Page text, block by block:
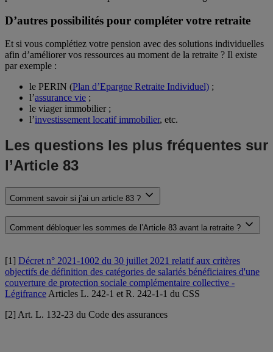
D’autres possibilités pour compléter votre retraite
Et si vous complétiez votre pension avec des solutions individuelles
afin d’améliorer vos ressources au moment de la retraite ? Il existe
par exemple :
le PERIN (Plan d’Epargne Retraite Individuel) ;
l’assurance vie ;
le viager immobilier ;
l’investissement locatif immobilier, etc.
Les questions les plus fréquentes sur
l’Article 83
Comment savoir si j’ai un article 83 ?
Comment débloquer les sommes de l’Article 83 avant la retraite ?
[1] Décret n° 2021-1002 du 30 juillet 2021 relatif aux critères
objectifs de définition des catégories de salariés bénéficiaires d'une
couverture de protection sociale complémentaire collective -
Légifrance Articles L. 242-1 et R. 242-1-1 du CSS
[2] Art. L. 132-23 du Code des assurances